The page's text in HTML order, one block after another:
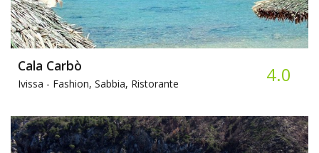
Cala Carbò
Ivissa - Fashion, Sabbia, Ristorante 4.0